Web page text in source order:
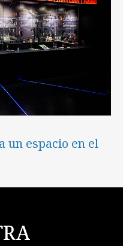
un espacio en el